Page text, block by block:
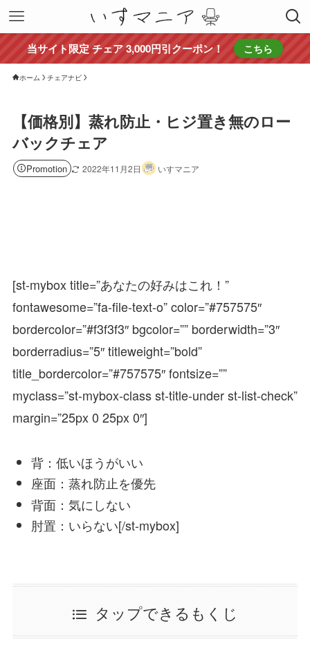
当サイト限定 チェア 3,000円引クーポン！ こちら
ホーム チェアナビ
【価格別】蒸れ防止・ヒジ置き無のロー
バックチェア
Promotion 2022年11月2日 いすマニア
[st-mybox title=”あなたの好みはこれ！”
fontawesome=”fa-file-text-o” color=”#757575″
bordercolor=”#f3f3f3″ bgcolor=”” borderwidth=”3″
borderradius=”5″ titleweight=”bold”
title_bordercolor=”#757575″ fontsize=””
myclass=”st-mybox-class st-title-under st-list-check”
margin=”25px 0 25px 0″]
背：低いほうがいい
座面：蒸れ防止を優先
背面：気にしない
肘置：いらない[/st-mybox]
タップできるもくじ